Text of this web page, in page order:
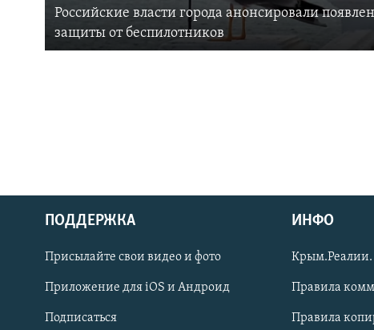
Українською
Qırımtatar
ПРИСОЕДИНЯЙТЕСЬ!
Российские власти города анонсировали
защиты от беспилотников
ПОДДЕРЖКА
Присылайте свои видео и фото
Приложение для iOS и Андроид
Подписаться
ИНФО
Крым.Реалии.
Правила
Правила